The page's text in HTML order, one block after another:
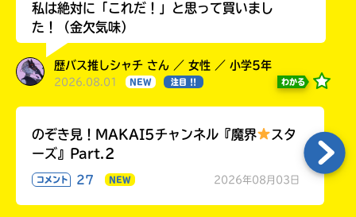
私は絶対に「これだ！」と思って買いまし
た！（金欠気味）
歴バス推しシャチ さん ／ 女性 ／ 小学5年
2026.08.01 NEW 注目 !! わかる
のぞき見！MAKAI5チャンネル『魔界
スタ
ーズ』Part.2
コメント 27 NEW 2026年08月03日